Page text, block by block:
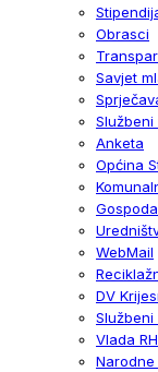
Obrasci
Savjet
Anketa
Općina
WebMail
DV
Službeni
Vlada RH